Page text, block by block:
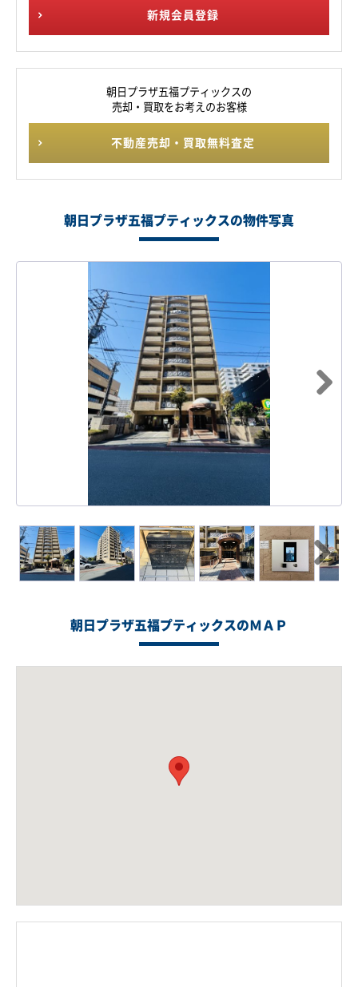
新規会員登録
朝日プラザ五福プティックスの
売却・買取をお考えのお客様
不動産売却・買取無料査定
朝日プラザ五福プティックスの物件写真
Next
朝日プラザ五福プティックスのＭＡＰ